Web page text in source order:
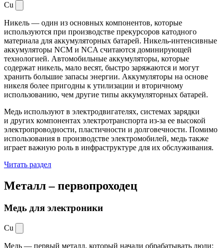
Cu
Никель — один из основных компонентов, которые
используются при производстве прекурсоров катодного
материала для аккумуляторных батарей. Никель-интенсивные
аккумуляторы NCM и NCA считаются доминирующей
технологией. Автомобильные аккумуляторы, которые
содержат никель, мало весят, быстро заряжаются и могут
хранить большие запасы энергии. Аккумуляторы на основе
никеля более пригодны к утилизации и вторичному
использованию, чем другие типы аккумуляторных батарей.
Медь используют в электродвигателях, системах зарядки
и других компонентах электротранспорта из-за ее высокой
электропроводности, пластичности и долговечности. Помимо
использования в производстве электромобилей, медь также
играет важную роль в инфраструктуре для их обслуживания.
Читать раздел
Металл –первопроходец
Медь для электроники
Cu
Медь — первый металл, который начали обрабатывать люди: